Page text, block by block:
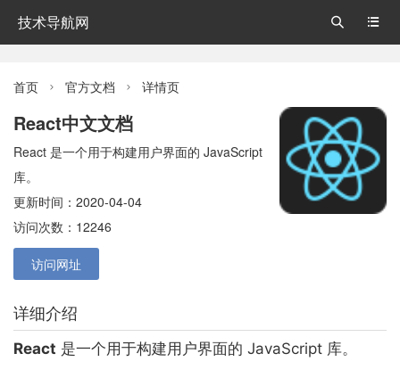
技术导航网 

首页  官方文档  详情页
React中文文档
React 是一个用于构建用户界面的 JavaScript
库。
更新时间：2020-04-04
访问次数：12246
访问网址
详细介绍
React 是一个用于构建用户界面的 JavaScript 库。